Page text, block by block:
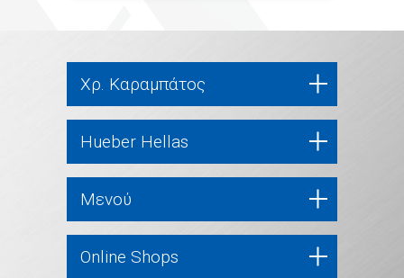
Χρ. Καραμπάτος
Hueber Hellas
Μενού
Online Shops